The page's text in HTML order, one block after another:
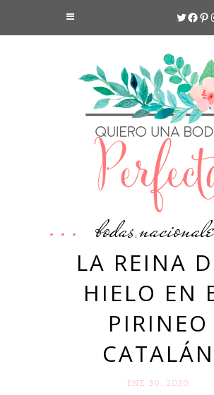
Twitter
bodas,
LA REINA
HIELO EN
PIRINEO
CATALÁN
ENE 30. 2020